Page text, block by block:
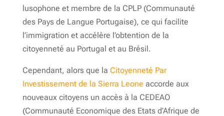
lusophone et membre de la CPLP (Communauté
des Pays de Langue Portugaise), ce qui facilite
l’immigration et accélère l’obtention de la
citoyenneté au Portugal et au Brésil.
Cependant, alors que la Citoyenneté Par
Investissement de la Sierra Leone accorde aux
nouveaux citoyens un accès à la CEDEAO
(Communauté Economique des Etats d’Afrique de